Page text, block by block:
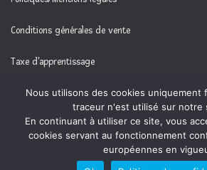
Conditions générales de vente
Taxe d'apprentissage
Légifrance
Média Formation | Powered by
Nous utilisons des cookies uniquement
traceur n'est utilisé sur notre
En continuant à utiliser ce site, vous
cookies servant au fonctionnement
européennes en